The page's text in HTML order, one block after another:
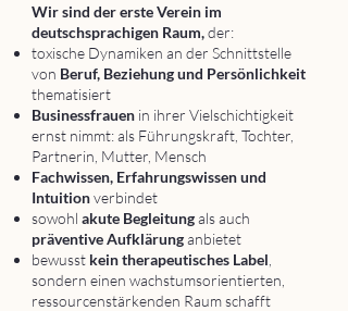
Wir sind der erste Verein im
deutschsprachigen Raum,der:
toxische Dynamiken an der Schnittstelle
von Beruf, Beziehung und Persönlichkeit
thematisiert
Businessfrauen in ihrer Vielschichtigkeit
ernst nimmt: als Führungskraft, Tochter,
Partnerin, Mutter, Mensch
Fachwissen, Erfahrungswissen und
Intuitionverbindet
sowohl akute Begleitungals auch
präventive Aufklärunganbietet
bewusst kein therapeutisches Label
sondern einen wachstumsorientierten,
ressourcenstärkenden Raum schafft